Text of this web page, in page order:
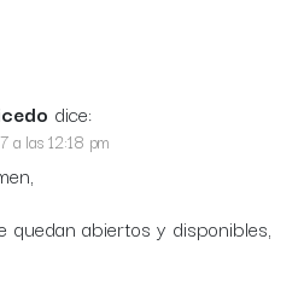
dice:
a las 12:18 pm
quedan abiertos y disponibles,